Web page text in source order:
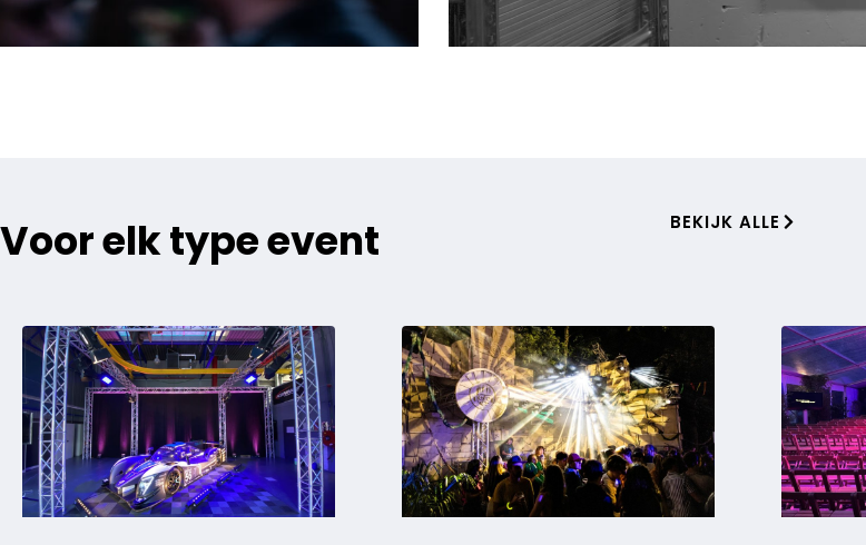
Voor elk type event BEKIJK ALLE